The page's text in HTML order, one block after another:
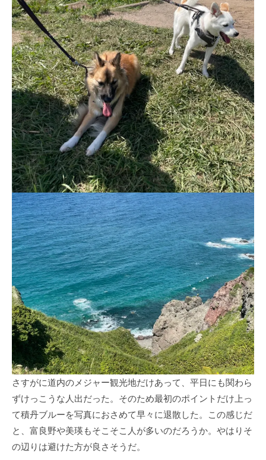
さすがに道内のメジャー観光地だけあって、平日にも関わら
ずけっこうな人出だった。そのため最初のポイントだけ上っ
て積丹ブルーを写真におさめて早々に退散した。この感じだ
と、富良野や美瑛もそこそこ人が多いのだろうか。やはりそ
の辺りは避けた方が良さそうだ。